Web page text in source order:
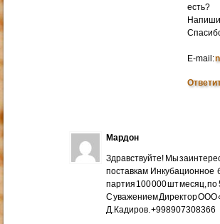
есть?
E-mail:
Мардон
Здравствуйте! Мы
поставкам Инкубационное
партия 100 000 шт месяц, по
С уважением Директор ООО
Д.Кадиров. +998907308366